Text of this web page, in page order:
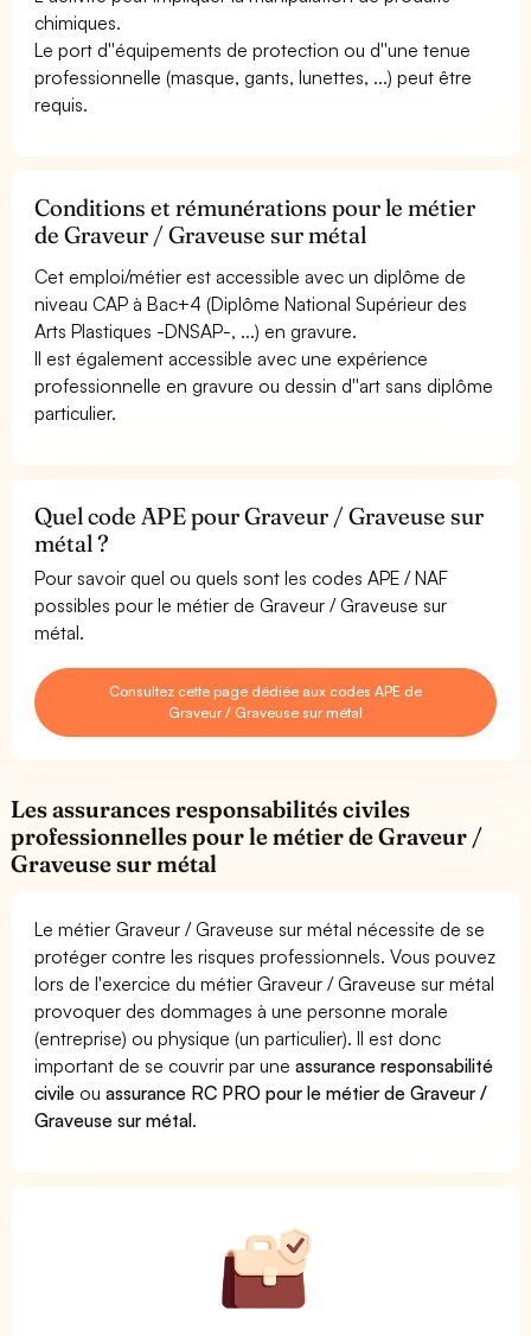
chimiques.
Le port d''équipements de protection ou d''une tenue
professionnelle (masque, gants, lunettes, ...) peut être
requis.
Conditions et rémunérations pour le métier
de Graveur / Graveuse sur métal
Cet emploi/métier est accessible avec un diplôme de
niveau CAP à Bac+4 (Diplôme National Supérieur des
Arts Plastiques -DNSAP-, ...) en gravure.
Il est également accessible avec une expérience
professionnelle en gravure ou dessin d''art sans diplôme
particulier.
Quel code APE pour Graveur / Graveuse sur
métal ?
Pour savoir quel ou quels sont les codes APE / NAF
possibles pour le métier de Graveur / Graveuse sur
métal.
Consultez cette page dédiée aux codes APE de
Graveur / Graveuse sur métal
Les assurances responsabilités civiles
professionnelles pour le métier de Graveur /
Graveuse sur métal
Le métier Graveur / Graveuse sur métal nécessite de se
protéger contre les risques professionnels. Vous pouvez
lors de l'exercice du métier Graveur / Graveuse sur métal
provoquer des dommages à une personne morale
(entreprise) ou physique (un particulier). Il est donc
important de se couvrir par uneassurance responsabilité
civile ouassurance RC PRO pour le métier de Graveur /
Graveuse sur métal.